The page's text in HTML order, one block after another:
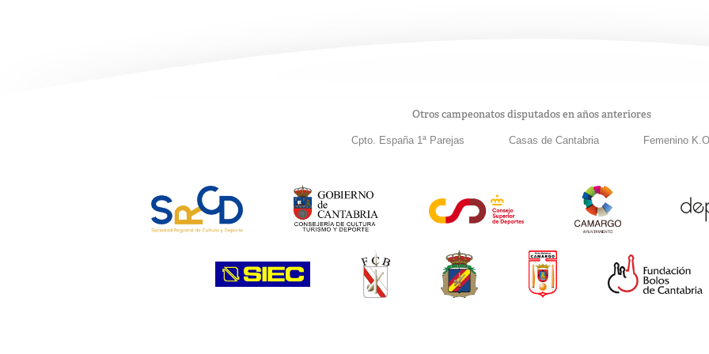
Otros campeonatos disputados en años anteriores
Cpto. España 1ª Parejas Casas de Cantabria Femenino